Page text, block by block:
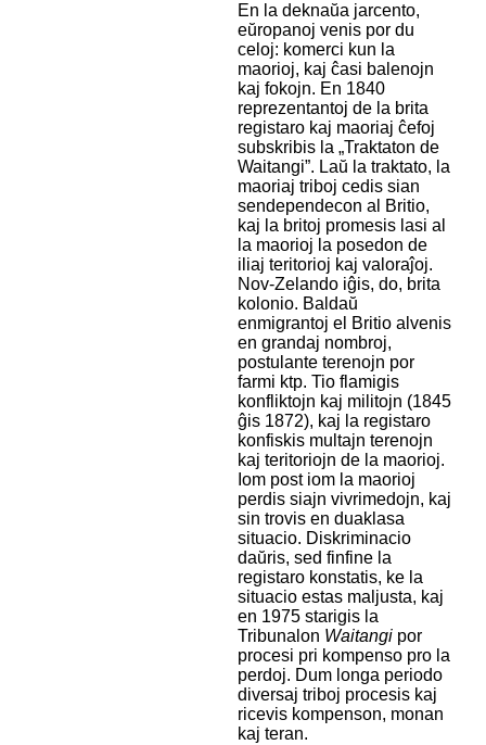
En la deknaŭa jarcento,
eŭropanoj venis por du
celoj: komerci kun la
maorioj, kaj ĉasi balenojn
kaj fokojn. En 1840
reprezentantoj de la brita
registaro kaj maoriaj ĉefoj
subskribis la „Traktaton de
Waitangi”. Laŭ la traktato, la
maoriaj triboj cedis sian
sendependecon al Britio,
kaj la britoj promesis lasi al
la maorioj la posedon de
iliaj teritorioj kaj valoraĵoj.
Nov-Zelando iĝis, do, brita
kolonio. Baldaŭ
enmigrantoj el Britio alvenis
en grandaj nombroj,
postulante terenojn por
farmi ktp. Tio flamigis
konfliktojn kaj militojn (1845
ĝis 1872), kaj la registaro
konfiskis multajn terenojn
kaj teritoriojn de la maorioj.
Iom post iom la maorioj
perdis siajn vivrimedojn, kaj
sin trovis en duaklasa
situacio. Diskriminacio
daŭris, sed finfine la
registaro konstatis, ke la
situacio estas maljusta, kaj
en 1975 starigis la
Tribunalon Waitangipor
procesi pri kompenso pro la
perdoj. Dum longa periodo
diversaj triboj procesis kaj
ricevis kompenson, monan
kaj teran.